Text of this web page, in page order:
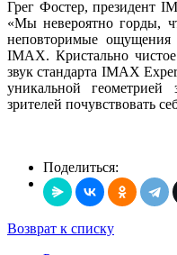
Грег Фостер, президент
«Мы невероятно горды,
неповторимые
IMAX. Кристально
звук стандарта IMAX
уникальной геометрией
зрителей почувствовать
Поделиться:
Возврат к списку